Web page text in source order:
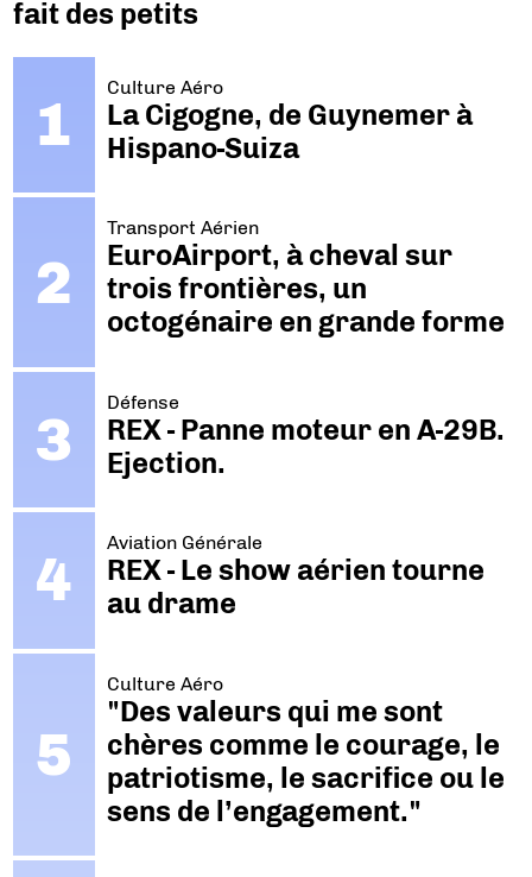
fait des petits
Culture Aéro
La Cigogne, de Guynemer à
Hispano-Suiza
Transport Aérien
EuroAirport, à cheval sur
trois frontières, un
octogénaire en grande forme
Défense
REX - Panne moteur en A-29B.
Ejection.
Aviation Générale
REX - Le show aérien tourne
au drame
Culture Aéro
"Des valeurs qui me sont
chères comme le courage, le
patriotisme, le sacrifice ou le
sens de l’engagement."